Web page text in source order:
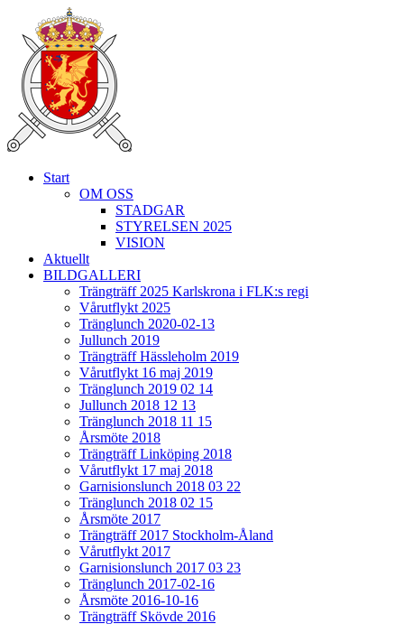
Start
OM OSS
STADGAR
STYRELSEN 2025
VISION
Aktuellt
BILDGALLERI
Trängträff 2025 Karlskrona i FLK:s regi
Vårutflykt 2025
Tränglunch 2020-02-13
Jullunch 2019
Trängträff Hässleholm 2019
Vårutflykt 16 maj 2019
Tränglunch 2019 02 14
Jullunch 2018 12 13
Tränglunch 2018 11 15
Årsmöte 2018
Trängträff Linköping 2018
Vårutflykt 17 maj 2018
Garnisionslunch 2018 03 22
Tränglunch 2018 02 15
Årsmöte 2017
Trängträff 2017 Stockholm-Åland
Vårutflykt 2017
Garnisionslunch 2017 03 23
Tränglunch 2017-02-16
Årsmöte 2016-10-16
Trängträff Skövde 2016